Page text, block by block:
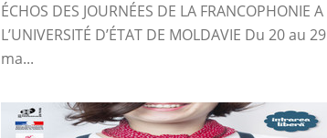
ÉCHOS DES JOURNÉES DE LA FRANCOPHONIE A
L’UNIVERSITÉ D’ÉTAT DE MOLDAVIE Du 20 au 29
ma...